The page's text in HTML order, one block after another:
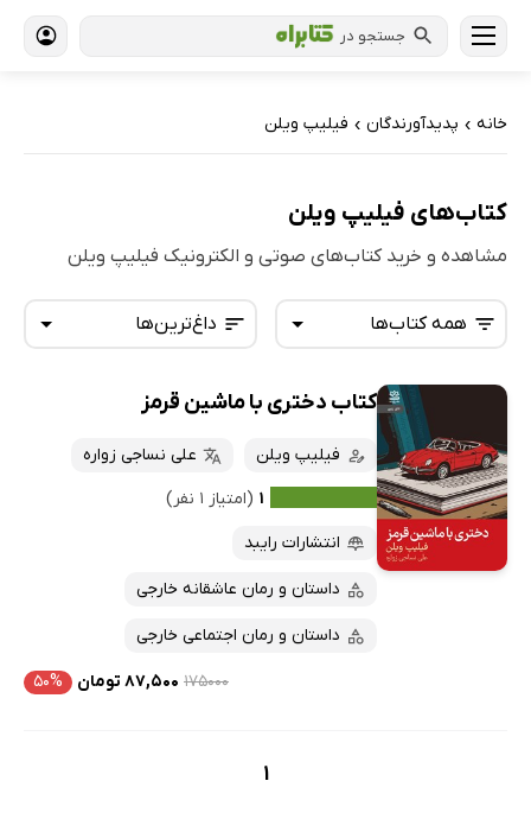
جستجو در
خانه › پدیدآورندگان › فیلیپ ویلن
کتاب‌های فیلیپ ویلن
مشاهده و خرید کتاب‌های صوتی و الکترونیک فیلیپ ویلن
داغ‌ترین‌ها
تازه‌ها
داغ‌ترین‌ها
پرفروش‌ها
ارزان ترین‌ها
همه کتاب‌ها
همه کتاب‌ها
کتاب‌های صوتی
کتاب‌های متنی
کتاب دختری با ماشین قرمز
فیلیپ ویلن
علی نساجی زواره
۱ (امتیاز ۱ نفر)
انتشارات رایبد
داستان و رمان عاشقانه خارجی
داستان و رمان اجتماعی خارجی
۱۷۵۰۰۰ ۸۷,۵۰۰ تومان ۵۰%
1